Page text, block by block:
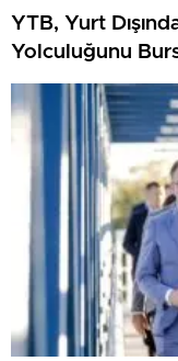
YTB, Yurt
Yolculuğunu